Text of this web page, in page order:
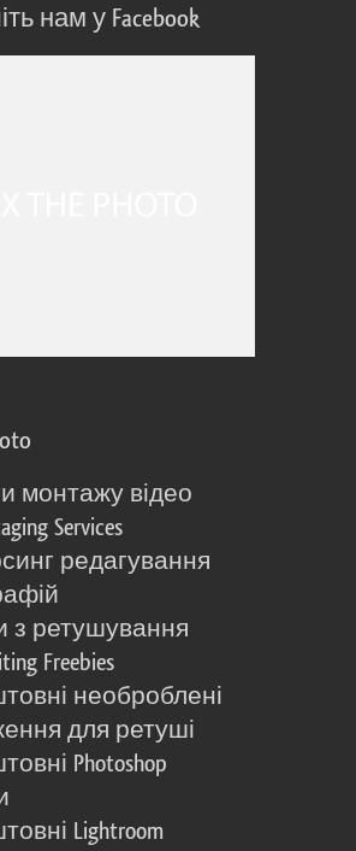
нам у Facebook
монтажу відео
Services
редагування
з ретушування
Freebies
необроблені
для ретуші
Photoshop
Lightroom